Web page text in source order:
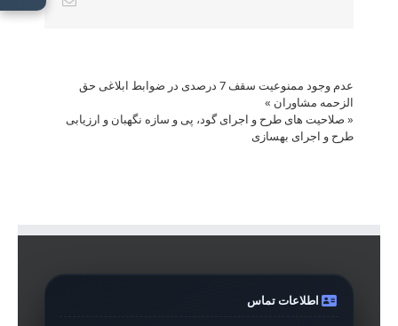
عدم وجود ممنوعیت سقف 7 درصدی در ضوابط ابلاغی حق
الزحمه مشاوران »
« صلاحیت های طرح و اجرای گود، پی و سازه نگهبان و ارزیابی
طرح و اجرای بهسازی
اطلاعات تماس